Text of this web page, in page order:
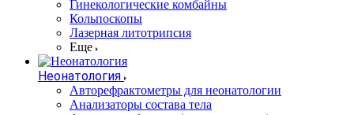
Гинекологические комбайны
Кольпоскопы
Лазерная литотрипсия
Еще
Неонатология
Авторефрактометры для неонатологии
Анализаторы состава тела